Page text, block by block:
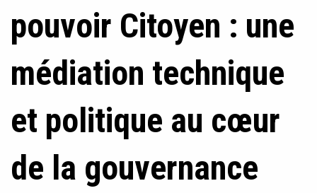
pouvoir Citoyen : une
médiation technique
et politique au cœur
de la gouvernance